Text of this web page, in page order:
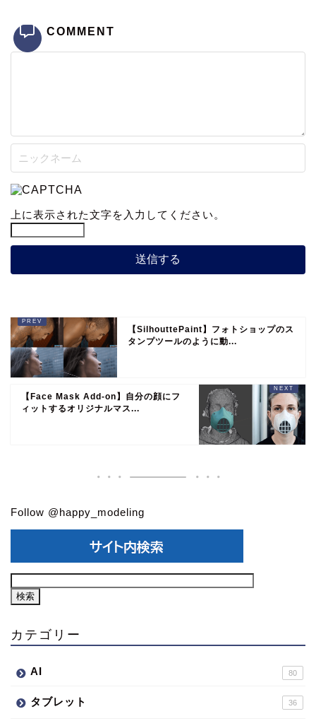
COMMENT
上に表示された文字を入力してください。
【SilhouttePaint】フォトショップのス
タンプツールのように動...
【Face Mask Add-on】自分の顔にフ
ィットするオリジナルマス...
Follow @happy_modeling
カテゴリー
AI 80
タブレット 36